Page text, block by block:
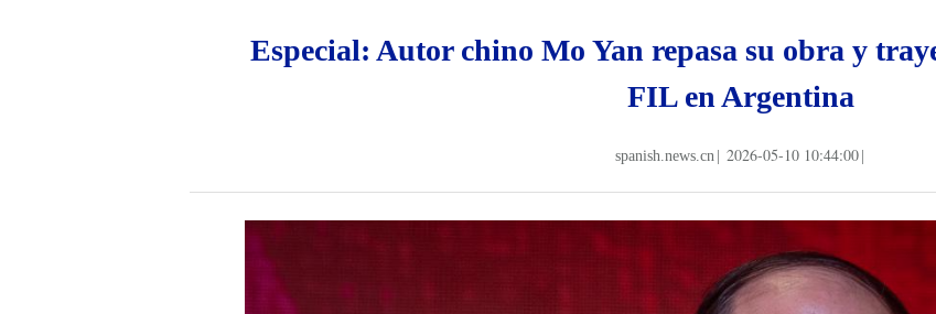
Especial: Autor chino Mo Yan repasa su obra y
FIL en Argentina
spanish.news.cn 2026-05-10 10:44:00